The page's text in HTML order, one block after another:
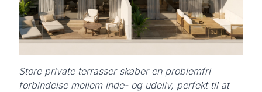
Store private terrasser skaber en problemfri
forbindelse mellem inde- og udeliv, perfekt til at